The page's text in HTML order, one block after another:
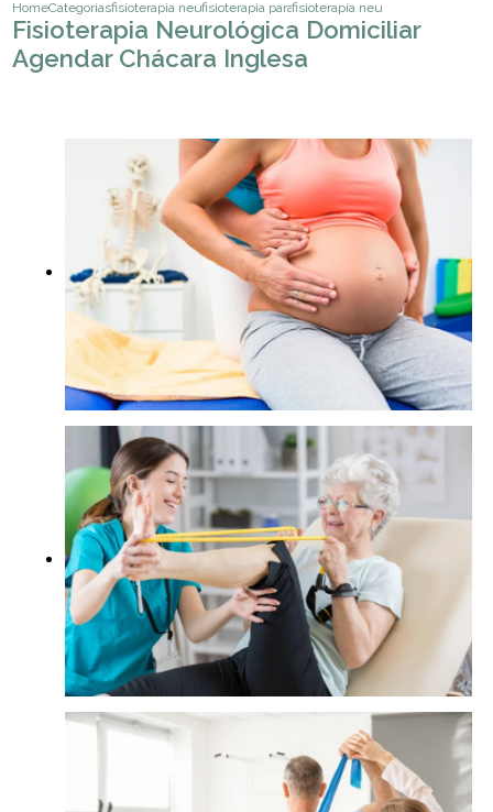
HomeCategoriasfisioterapia neurologicafisioterapia para epilepsiafisioterapia neurologica domiciliar
Fisioterapia Neurológica Domiciliar
Agendar Chácara Inglesa